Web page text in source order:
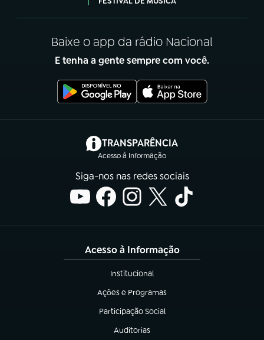
Baixe o app da rádio Nacional
E tenha a gente sempre com você.
TRANSPARÊNCIA
Acesso à Informação
(abre em nova aba)
Siga-nos nas redes sociais
Acesso à Informação
Institucional
(abre em nova aba)
Ações e Programas
(abre em nova aba)
Participação Social
(abre em nova aba)
Auditorias
(abre em nova aba)